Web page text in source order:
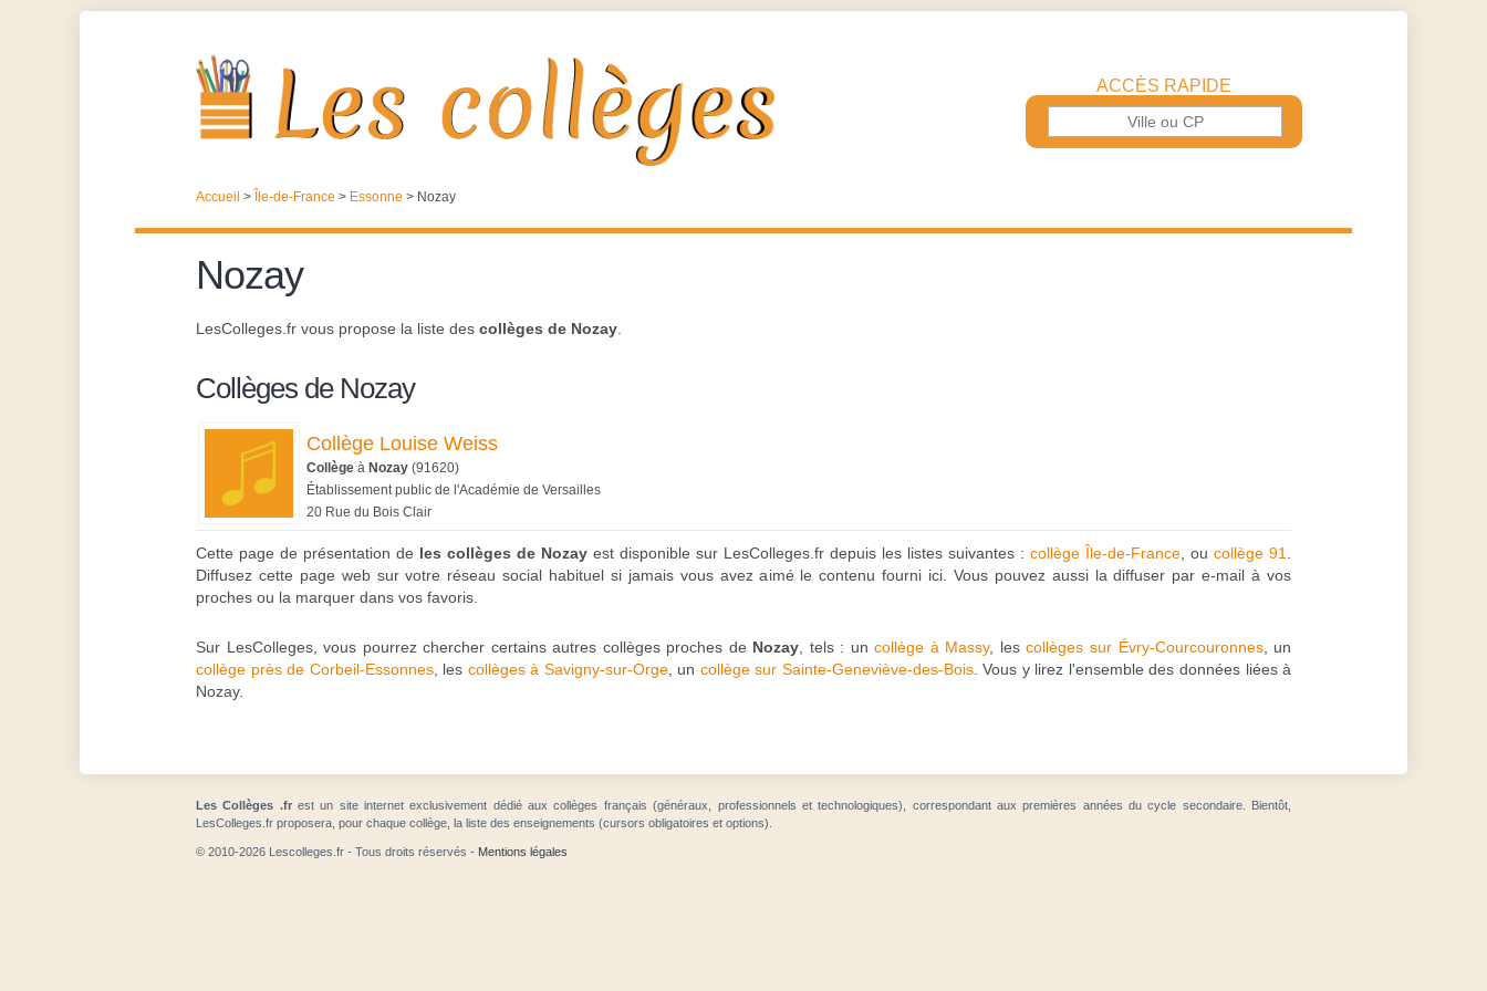
ACCÈS RAPIDE
Accueil > Île-de-France > Essonne > Nozay
Nozay
LesColleges.fr vous propose la liste des collèges de Nozay
Collèges de Nozay
Collège Louise Weiss
Collège à Nozay (91620)
Établissement public de l'Académie de Versailles
20 Rue du Bois Clair
Cette page de présentation de les collèges de Nozay est disponible sur LesColleges.fr depuis les listes suivantes : collège Île-de-France , ou collège 91
Diffusez cette page web sur votre réseau social habituel si jamais vous avez aimé le contenu fourni ici. Vous pouvez aussi la diffuser par e-mail à vos
proches ou la marquer dans vos favoris.
Sur LesColleges, vous pourrez chercher certains autres collèges proches de Nozay , tels : uncollège à Massy, lescollèges sur Évry-Courcouronnes, un
collège près de Corbeil-Essonnes, les collèges à Savigny-sur-Orge, un collège sur Sainte-Geneviève-des-Bois. Vous y lirez l'ensemble des données liées à
Nozay.
Les Collèges .frest un site internet exclusivement dédié aux collèges français (généraux, professionnels et technologiques), correspondant aux premières années du cycle secondaire. Bientôt,
LesColleges.fr proposera, pour chaque collège, la liste des enseignements (cursors obligatoires et options).
© 2010-2026 Lescolleges.fr - Tous droits réservés - Mentions légales